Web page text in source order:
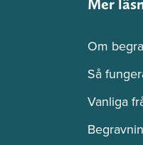
Om
Så
Vanliga